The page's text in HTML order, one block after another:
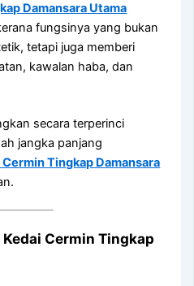
Damansara Utama
fungsinya yang bukan
tetapi juga memberi
kawalan haba, dan
secara terperinci
jangka panjang
Tingkap Damansara
Cermin Tingkap